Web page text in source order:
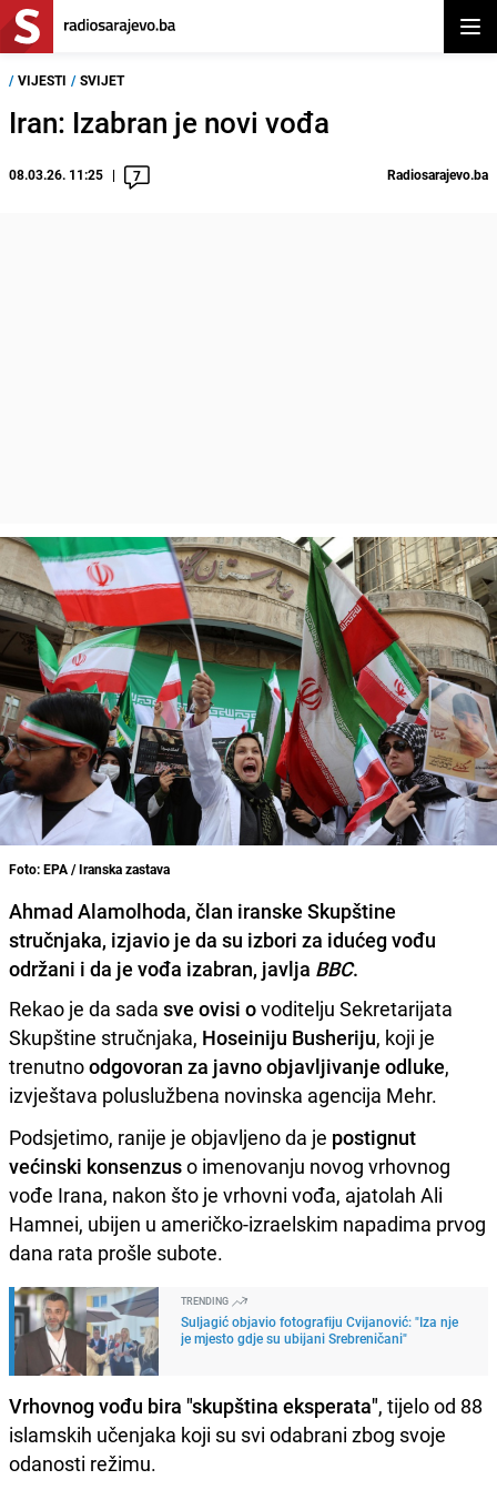
/ VIJESTI / SVIJET
Iran: Izabran je novi vođa
08.03.26. 11:25 7 Radiosarajevo.ba
Foto: EPA / Iranska zastava
Ahmad Alamolhoda, član iranske Skupštine
stručnjaka, izjavio je da su izbori za idućeg vođu
održani i da je vođa izabran, javlja BBC.
Rekao je da sada sve ovisi ovoditelju Sekretarijata
Skupštine stručnjaka, Hoseiniju Busheriju, koji je
trenutnoodgovoran za javno objavljivanje odluke,
izvještava poluslužbena novinska agencija Mehr.
Podsjetimo, ranije je objavljeno da je postignut
većinski konsenzuso imenovanju novog vrhovnog
vođe Irana, nakon što je vrhovni vođa, ajatolah Ali
Hamnei, ubijen u američko-izraelskim napadima prvog
dana rata prošle subote.
TRENDING
Suljagić objavio fotografiju Cvijanović: "Iza nje
je mjesto gdje su ubijani Srebreničani"
Vrhovnog vođu bira "skupština eksperata", tijelo od 88
islamskih učenjaka koji su svi odabrani zbog svoje
odanosti režimu.